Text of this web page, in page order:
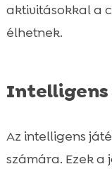
aktivitásokkal a
élhetnek.
Intelligens
Az intelligens
számára. Ezek